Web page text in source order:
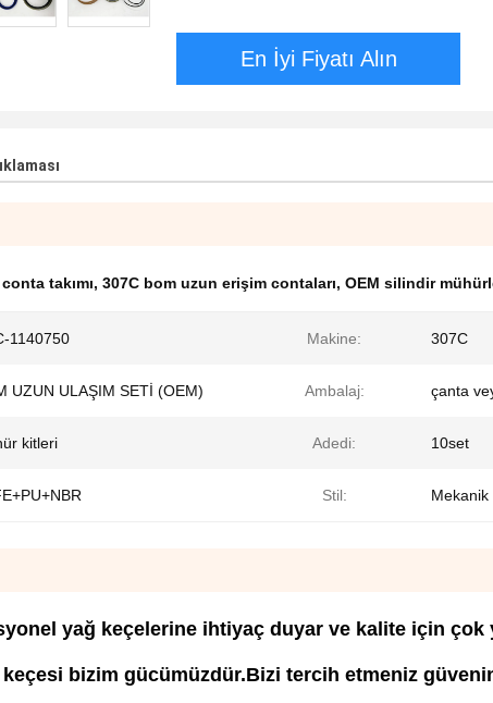
En İyi Fiyatı Alın
takımı, 307C bom uzun erişim contaları, OEM silindir
1140750 Makine: 307C
UZUN ULAŞIM SETİ (OEM) Ambalaj: çanta
kitleri Adedi: 10set
Stil:
yağ keçelerine ihtiyaç duyar ve kalite için çok
bizim gücümüzdür.Bizi tercih etmeniz